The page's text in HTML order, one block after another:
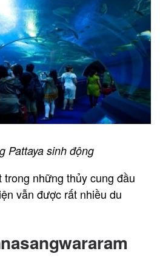
Pattaya sinh động
những thủy cung đầu
vẫn được rất nhiều du